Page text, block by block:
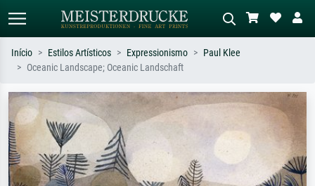
Pesquise por artista, título ou estilo –
ex: Monet, Noite Estrelada,
impressionismo, onda de Hokusai, nu.
Descreva a cena – ex: prado verde,
abstrato com muito vermelho, pintura
a óleo escura, nu em pé ao lado de
Início Estilos Artísticos Expressionismo
Paul Klee
Oceanic Landscape; Oceanic Landschaft